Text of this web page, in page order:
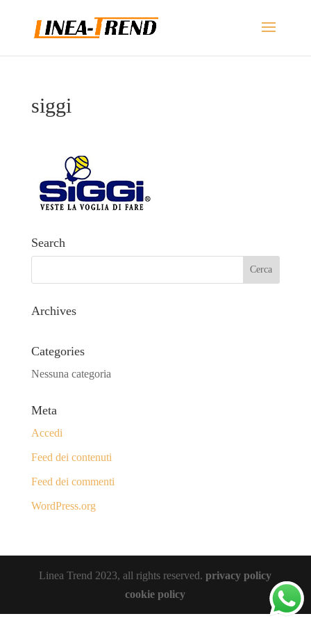
siggi
Search
Archives
Categories
Nessuna categoria
Meta
Accedi
Feed dei contenuti
Feed dei commenti
WordPress.org
Linea Trend 2023, all rights reserved.privacy policy
cookie policy